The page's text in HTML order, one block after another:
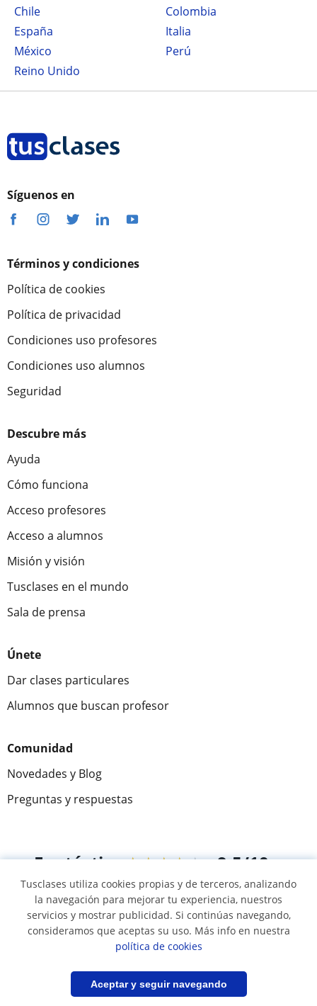
Guardar búsqueda
Chile
Colombia
España
Italia
México
Perú
Reino Unido
Síguenos en
Términos y condiciones
Política de cookies
Política de privacidad
Condiciones uso profesores
Condiciones uso alumnos
Seguridad
Descubre más
Ayuda
Cómo funciona
Acceso profesores
Acceso a alumnos
Misión y visión
Tusclases en el mundo
Sala de prensa
Únete
Dar clases particulares
Alumnos que buscan profesor
Comunidad
Novedades y Blog
Preguntas y respuestas
Fantástica★★★★★ 9,5/10
305883 opiniones de alumnos
© 2007 - 2026 Tusclases.com.ve
Mapa web:Profesores particulares
Tusclases utiliza cookies propias y de terceros, analizando
la navegación para mejorar tu experiencia, nuestros
servicios y mostrar publicidad. Si continúas navegando,
consideramos que aceptas su uso. Más info en nuestra
política de cookies
Aceptar y seguir navegando